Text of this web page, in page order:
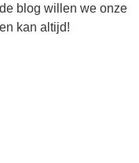
blog willen we onze
kan altijd!